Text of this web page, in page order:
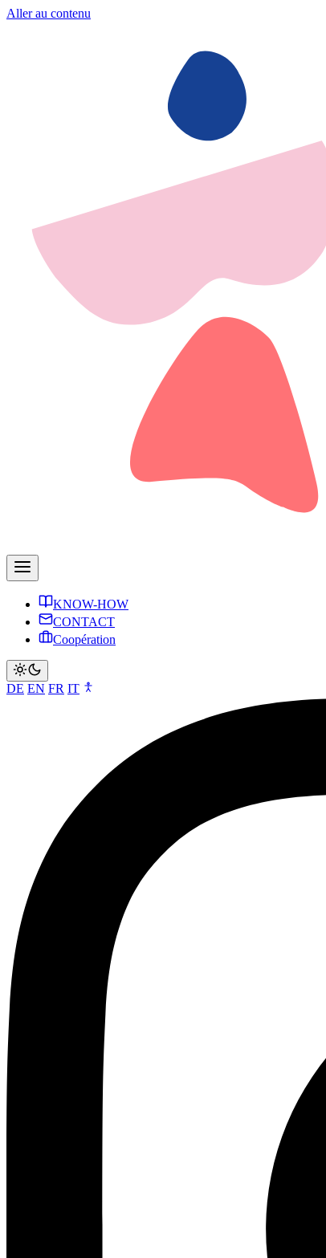
Aller au contenu
KNOW-HOW
CONTACT
Coopération
DE EN FR IT